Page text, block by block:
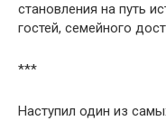
становления на путь
гостей, семейного
***
Наступил один из